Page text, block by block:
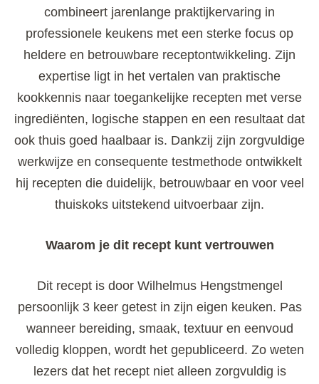
combineert jarenlange praktijkervaring in
professionele keukens met een sterke focus op
heldere en betrouwbare receptontwikkeling. Zijn
expertise ligt in het vertalen van praktische
kookkennis naar toegankelijke recepten met verse
ingrediënten, logische stappen en een resultaat dat
ook thuis goed haalbaar is. Dankzij zijn zorgvuldige
werkwijze en consequente testmethode ontwikkelt
hij recepten die duidelijk, betrouwbaar en voor veel
thuiskoks uitstekend uitvoerbaar zijn.
Waarom je dit recept kunt vertrouwen
Dit recept is door Wilhelmus Hengstmengel
persoonlijk 3 keer getest in zijn eigen keuken. Pas
wanneer bereiding, smaak, textuur en eenvoud
volledig kloppen, wordt het gepubliceerd. Zo weten
lezers dat het recept niet alleen zorgvuldig is